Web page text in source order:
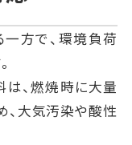
方で、環境負荷
、燃焼時に大量
、大気汚染や酸性